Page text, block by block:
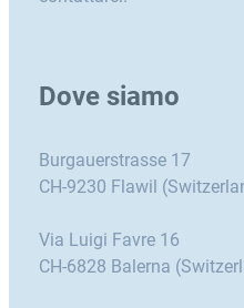
Dove siamo
Burgauerstrasse 17
CH-9230 Flawil
Via Luigi Favre 16
CH-6828 Balerna